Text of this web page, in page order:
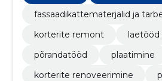
fassaadikattematerjalid ja
korterite remont
laetööd
põrandatööd
plaatimine
korterite renoveerimine